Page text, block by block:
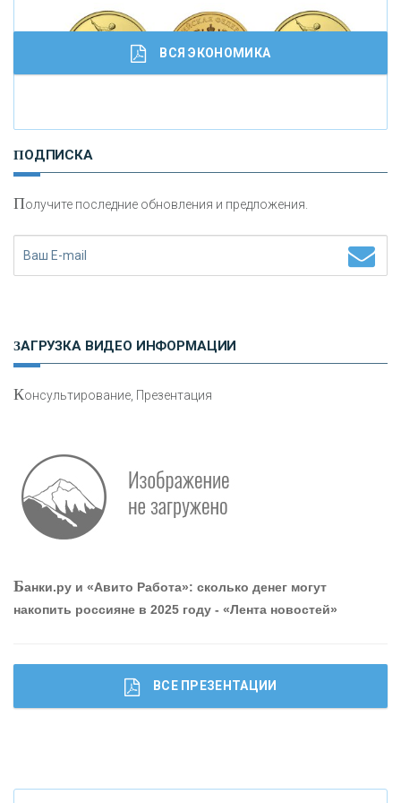
Работа мечты. Что банки делают для того, чтобы
привлечь и удержать персонал - «Интервью»
И
сохранения и увеличения капитала
Что будет с наличными деньгами при цифровом
ВСЯ ЭКОНОМИКА
ПОДПИСКА
Получите последние обновления и предложения.
ЗАГРУЗКА ВИДЕО ИНФОРМАЦИИ
Консультирование, Презентация
Банки.ру и «Авито Работа»: сколько денег могут
накопить россияне в 2025 году - «Лента новостей»
ВСЕ ПРЕЗЕНТАЦИИ